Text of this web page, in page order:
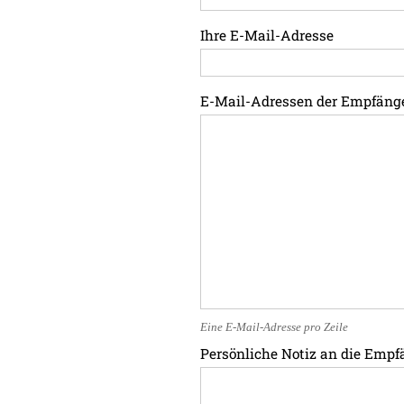
Ihre E-Mail-Adresse
E-Mail-Adressen der
Eine E-Mail-Adresse pro Zeile
Persönliche Notiz an die